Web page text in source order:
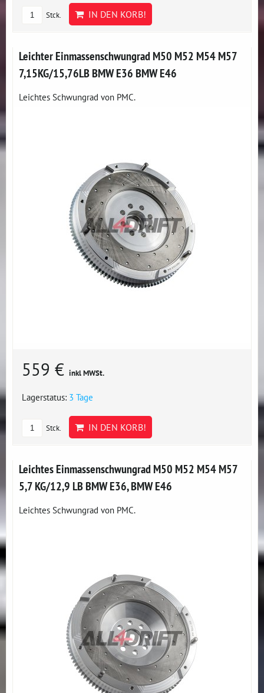
Stck. IN DEN KORB!
Leichter Einmassenschwungrad M50 M52 M54 M57
7,15KG/15,76LB BMW E36 BMW E46
Leichtes Schwungrad von PMC.
559 € inkl MWSt.
Lagerstatus: 3 Tage
Stck. IN DEN KORB!
Leichtes Einmassenschwungrad M50 M52 M54 M57
5,7 KG/12,9 LB BMW E36, BMW E46
Leichtes Schwungrad von PMC.